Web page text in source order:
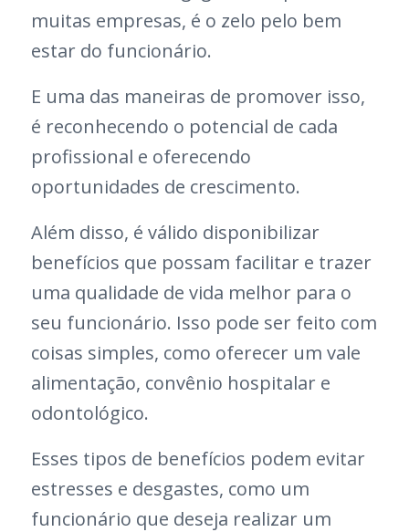
muitas empresas, é o zelo pelo bem
estar do funcionário.
E uma das maneiras de promover isso,
é reconhecendo o potencial de cada
profissional e oferecendo
oportunidades de crescimento.
Além disso, é válido disponibilizar
benefícios que possam facilitar e trazer
uma qualidade de vida melhor para o
seu funcionário. Isso pode ser feito com
coisas simples, como oferecer um vale
alimentação, convênio hospitalar e
odontológico.
Esses tipos de benefícios podem evitar
estresses e desgastes, como um
funcionário que deseja realizar um